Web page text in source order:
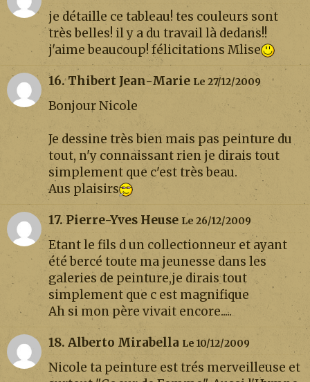
je détaille ce tableau! tes couleurs sont
très belles! il y a du travail là dedans!!
j'aime beaucoup! félicitations Mlise
16. Thibert Jean-Marie Le 27/12/2009
Bonjour Nicole
Je dessine très bien mais pas peinture du
tout, n'y connaissant rien je dirais tout
simplement que c'est très beau.
Aus plaisirs
17. Pierre-Yves Heuse Le 26/12/2009
Etant le fils d un collectionneur et ayant
été bercé toute ma jeunesse dans les
galeries de peinture,je dirais tout
simplement que c est magnifique
Ah si mon père vivait encore.....
18. Alberto Mirabella Le 10/12/2009
Nicole ta peinture est trés merveilleuse et